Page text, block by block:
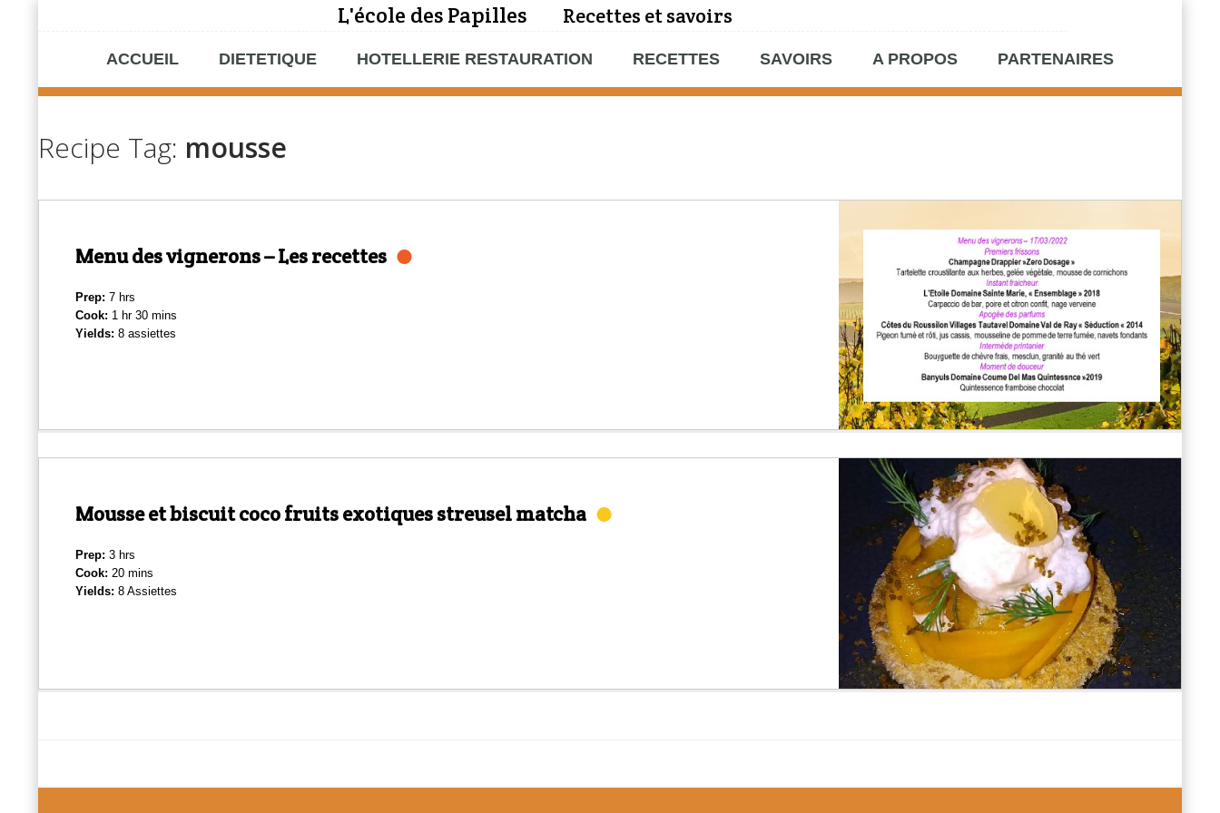
L'école des Papilles Recettes et savoirs
ACCUEIL DIETETIQUE HOTELLERIE RESTAURATION RECETTES SAVOIRS A PROPOS PARTENAIRES
Recipe Tag: mousse
Menu des vignerons – Les recettes
Prep: 7 hrs
Cook: 1 hr 30 mins
Yields: 8 assiettes
Mousse et biscuit coco fruits exotiques streusel matcha
Prep: 3 hrs
Cook: 20 mins
Yields: 8 Assiettes